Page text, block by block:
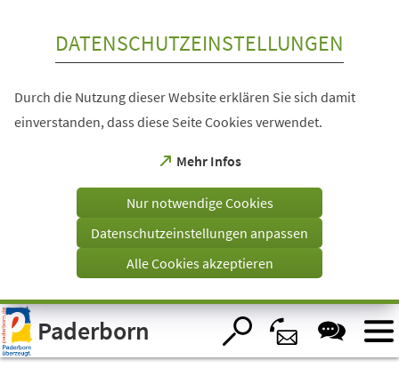
Visuelle
Assistenzsoftware
öffnen.
DATENSCHUTZEINSTELLUNGEN
Durch die Nutzung dieser Website erklären Sie sich damit
einverstanden, dass diese Seite Cookies verwendet.
Mehr Infos
(Öffnet
einem
Tab)
Nur notwendige Cookies
Datenschutzeinstellungen anpassen
Alle Cookies akzeptieren
Paderborn